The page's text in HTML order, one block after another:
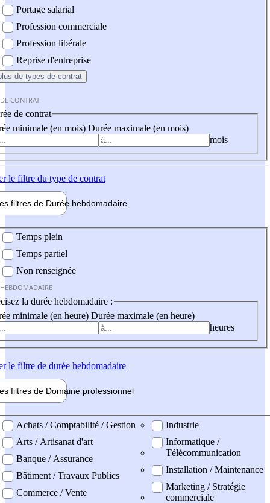
Portage salarial
Profession commerciale
Profession libérale
Reprise d'entreprise
de types de contrat
CONTRAT
de contrat
minimale (en mois) Durée maximale (en mois)
mois
le filtre du type de contrat
filtres de Durée hebdomadaire
Temps plein
Temps partiel
Non renseignée
la durée hebdomadaire :
minimale (en heure) Durée maximale (en heure)
heures
le filtre de durée hebdomadaire
filtres de Domaine professionnel
professionel
Achats / Comptabilité / Gestion
Arts / Artisanat d'art
Banque / Assurance
Bâtiment / Travaux Publics
Commerce / Vente
Industrie
Informatique /
Télécommunication
Installation / Maintenance
Marketing / Stratégie
commerciale